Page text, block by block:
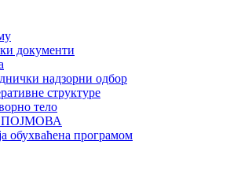
документи
надзорни одбор
структуре
телo
обухваћена програмом